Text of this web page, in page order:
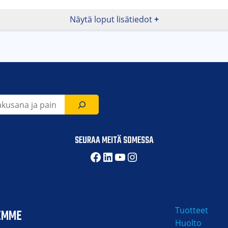
Näytä loput lisätiedot
SEURAA MEITÄ SOMESSA
Facebook
LinkedIn
YouTube
Instagram
Tuotteet
Huolto